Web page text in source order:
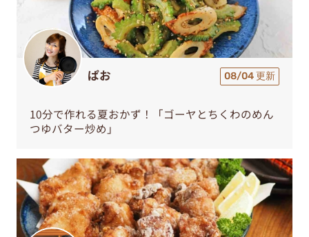
ぱお 08/04 更新
10分で作れる夏おかず！「ゴーヤとちくわのめん
つゆバター炒め」